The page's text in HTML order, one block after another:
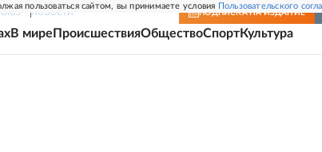
пользоваться сайтом, вы принимаете условия Пользовательского
НОВОСТИ ПОДПИСКА НА ИЗДАНИЕ
В мире ПроисшествияОбществоСпортКультура